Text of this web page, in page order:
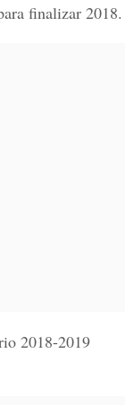
finalizar 2018.
2018-2019